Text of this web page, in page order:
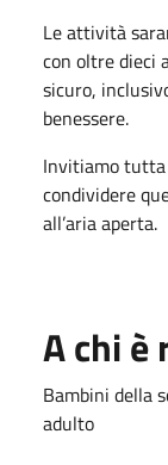
Le attività
con oltre dieci
sicuro,
benessere.
Invitiamo tutta
condividere
all’aria aperta.
A chi
Bambini della
adulto